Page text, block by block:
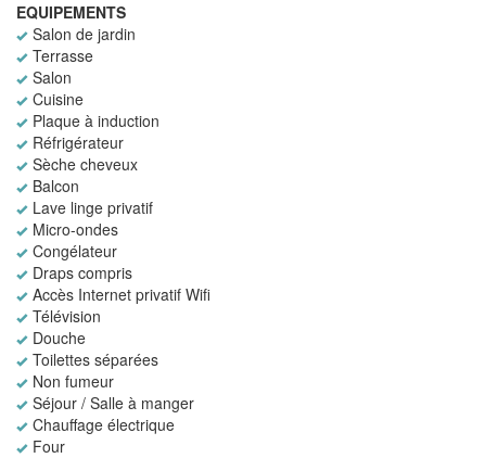
EQUIPEMENTS
Salon de jardin
Terrasse
Salon
Cuisine
Plaque à induction
Réfrigérateur
Sèche cheveux
Balcon
Lave linge privatif
Micro-ondes
Congélateur
Draps compris
Accès Internet privatif Wifi
Télévision
Douche
Toilettes séparées
Non fumeur
Séjour / Salle à manger
Chauffage électrique
Four